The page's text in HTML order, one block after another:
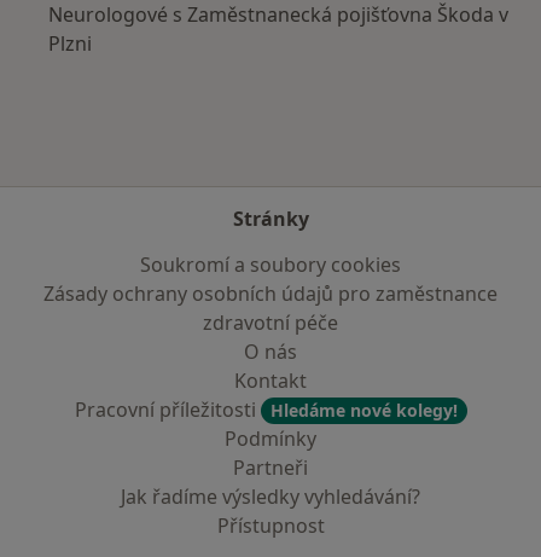
Neurologové s Zaměstnanecká pojišťovna Škoda v
Plzni
Stránky
Soukromí a soubory cookies
Zásady ochrany osobních údajů pro zaměstnance
zdravotní péče
O nás
Kontakt
Pracovní příležitosti
Hledáme nové kolegy!
Podmínky
Partneři
Jak řadíme výsledky vyhledávání?
Přístupnost